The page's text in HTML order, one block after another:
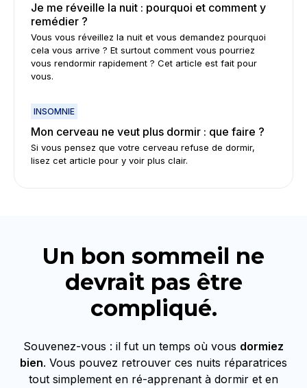
Je me réveille la nuit : pourquoi et comment y
remédier ?
Vous vous réveillez la nuit et vous demandez pourquoi
cela vous arrive ? Et surtout comment vous pourriez
vous rendormir rapidement ? Cet article est fait pour
vous.
INSOMNIE
Mon cerveau ne veut plus dormir : que faire ?
Si vous pensez que votre cerveau refuse de dormir,
lisez cet article pour y voir plus clair.
Un bon sommeil ne
devrait pas être
compliqué.
Souvenez-vous : il fut un temps où vous dormiez
bien. Vous pouvez retrouver ces nuits réparatrices
tout simplement en ré-apprenant à dormir et en